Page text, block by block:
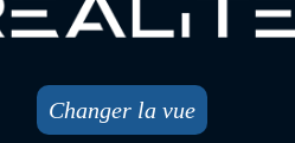
Changer la vue